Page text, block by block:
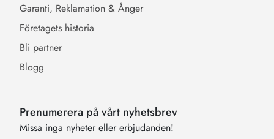
Garanti, Reklamation & Ånger
Företagets historia
Bli partner
Blogg
Prenumerera på vårt nyhetsbrev
Missa inga nyheter eller erbjudanden!